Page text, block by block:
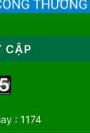
CẬP
: 1174